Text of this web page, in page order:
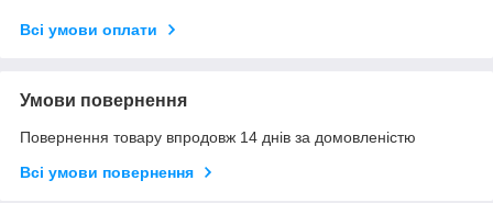
Всі умови оплати
Умови повернення
Повернення товару впродовж 14 днів за домовленістю
Всі умови повернення